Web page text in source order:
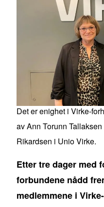
Det er enighet i Virke-
av Ann Torunn
Rikardsen i Unio Virke.
Etter tre dager med
forbundene nådd
medlemmene i